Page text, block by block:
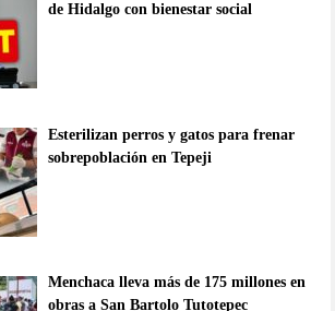
de Hidalgo con bienestar social
Esterilizan perros y gatos para frenar
sobrepoblación en Tepeji
Menchaca lleva más de 175 millones en
obras a San Bartolo Tutotepec